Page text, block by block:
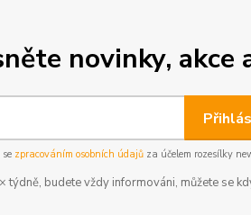
novinky, akce
zpracováním osobních údajůza účelem rozesílky
týdně, budete vždy informováni, můžete se